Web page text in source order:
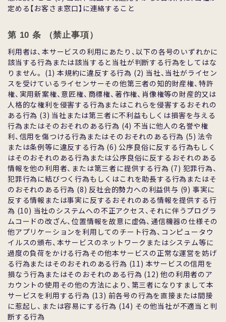
定める【お客さま窓⼝】に連絡すること
第 10 条 （禁⽌事項）
利⽤者は、本サービスの利⽤にあたり、以下の各号のいずれかに
該当する⾏為または該当すると当社が判断する⾏為をしてはな
りません。 (1) 本規約に違反する⾏為 (2) 当社、当社がライセン
スを受けているライセンサーその他第三者の知的財産権、特許
権、実⽤新案権、意匠権、商標権、著作権、肖像権等の財産的⼜は
⼈格的な権利を侵害する⾏為またはこれらを侵害するおそれの
ある⾏為 (3) 当社または第三者に不利益もしくは損害を与える
⾏為またはそのおそれのある⾏為 (4) 不当に他⼈の名誉や権
利、信⽤を傷つける⾏為またはそのおそれのある⾏為 (5) 法令
または条例等に違反する⾏為 (6) 公序良俗に反する⾏為もしく
はそのおそれのある⾏為または公序良俗に反するおそれのある
情報を他の利⽤者、または第三者に提供する⾏為 (7) 犯罪⾏為、
犯罪⾏為に結びつく⾏為もしくはこれを助⻑する⾏為またはそ
のおそれのある⾏為 (8) 反社会的勢⼒への利益供与 (9) 事実に
反する情報または事実に反するおそれのある情報を提供する⾏
為 (10) 当社のシステムへの不正アクセス、それに伴うプログラ
ムコードの改ざん、位置情報を故意に虚偽、通信機器の仕様その
他アプリケーションを利⽤してのチート⾏為、コンピュータウ
イルスの頒布、本サービスのネットワークまたはシステム等に
過度の負荷をかける⾏為その他本サービスの正常な運営を妨げ
る⾏為またはそのおそれのある⾏為 (11) 本サービスの信⽤を
損なう⾏為またはそのおそれのある⾏為 (12) 他の利⽤者のア
カウントの使⽤その他の⽅法により、第三者になりすまして本
サービスを利⽤する⾏為 (13) 前各号の⾏為を直接または間接
に惹起し、または容易にする⾏為 (14) その他当社が不適当と判
断する⾏為